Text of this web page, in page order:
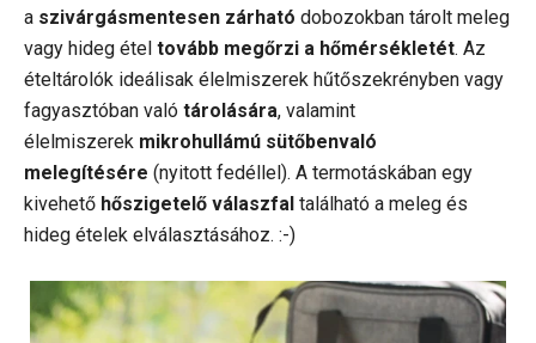
a szivárgásmentesen zárható dobozokban tárolt meleg
vagy hideg étel tovább megőrzi a hőmérsékletét. Az
ételtárolók ideálisak élelmiszerek hűtőszekrényben vagy
fagyasztóban való tárolására, valamint
élelmiszerek mikrohullámú sütőbenvaló
melegítésére (nyitott fedéllel). A termotáskában egy
kivehető hőszigetelő válaszfal található a meleg és
hideg ételek elválasztásához. :-)